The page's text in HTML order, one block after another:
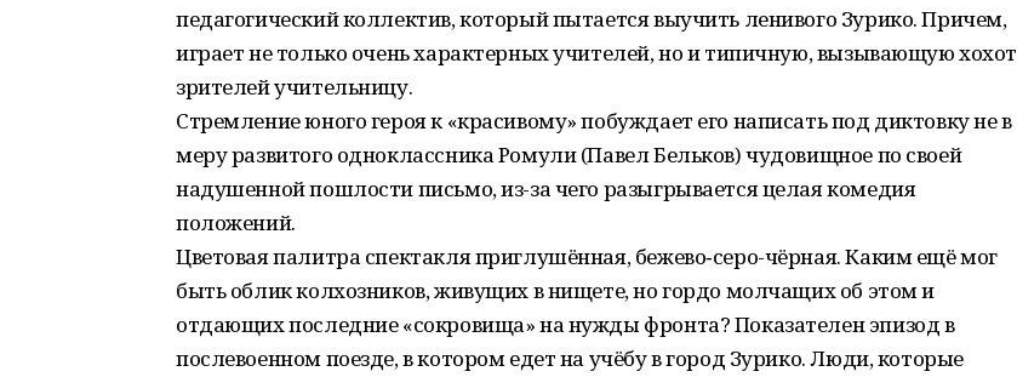
педагогический коллектив, который пытается выучить ленивого Зурико. Причем,
играет не только очень характерных учителей, но и типичную, вызывающую хохот
зрителей учительницу.
Стремление юного героя к «красивому» побуждает его написать под диктовку не в
меру развитого одноклассника Ромули (Павел Бельков) чудовищное по своей
надушенной пошлости письмо, из-за чего разыгрывается целая комедия
положений.
Цветовая палитра спектакля приглушённая, бежево‑серо-чёрная. Каким ещё мог
быть облик колхозников, живущих в нищете, но гордо молчащих об этом и
отдающих последние «сокровища» на нужды фронта? Показателен эпизод в
послевоенном поезде, в котором едет на учёбу в город Зурико. Люди, которые